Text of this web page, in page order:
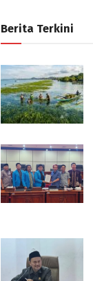
Berita Terkini